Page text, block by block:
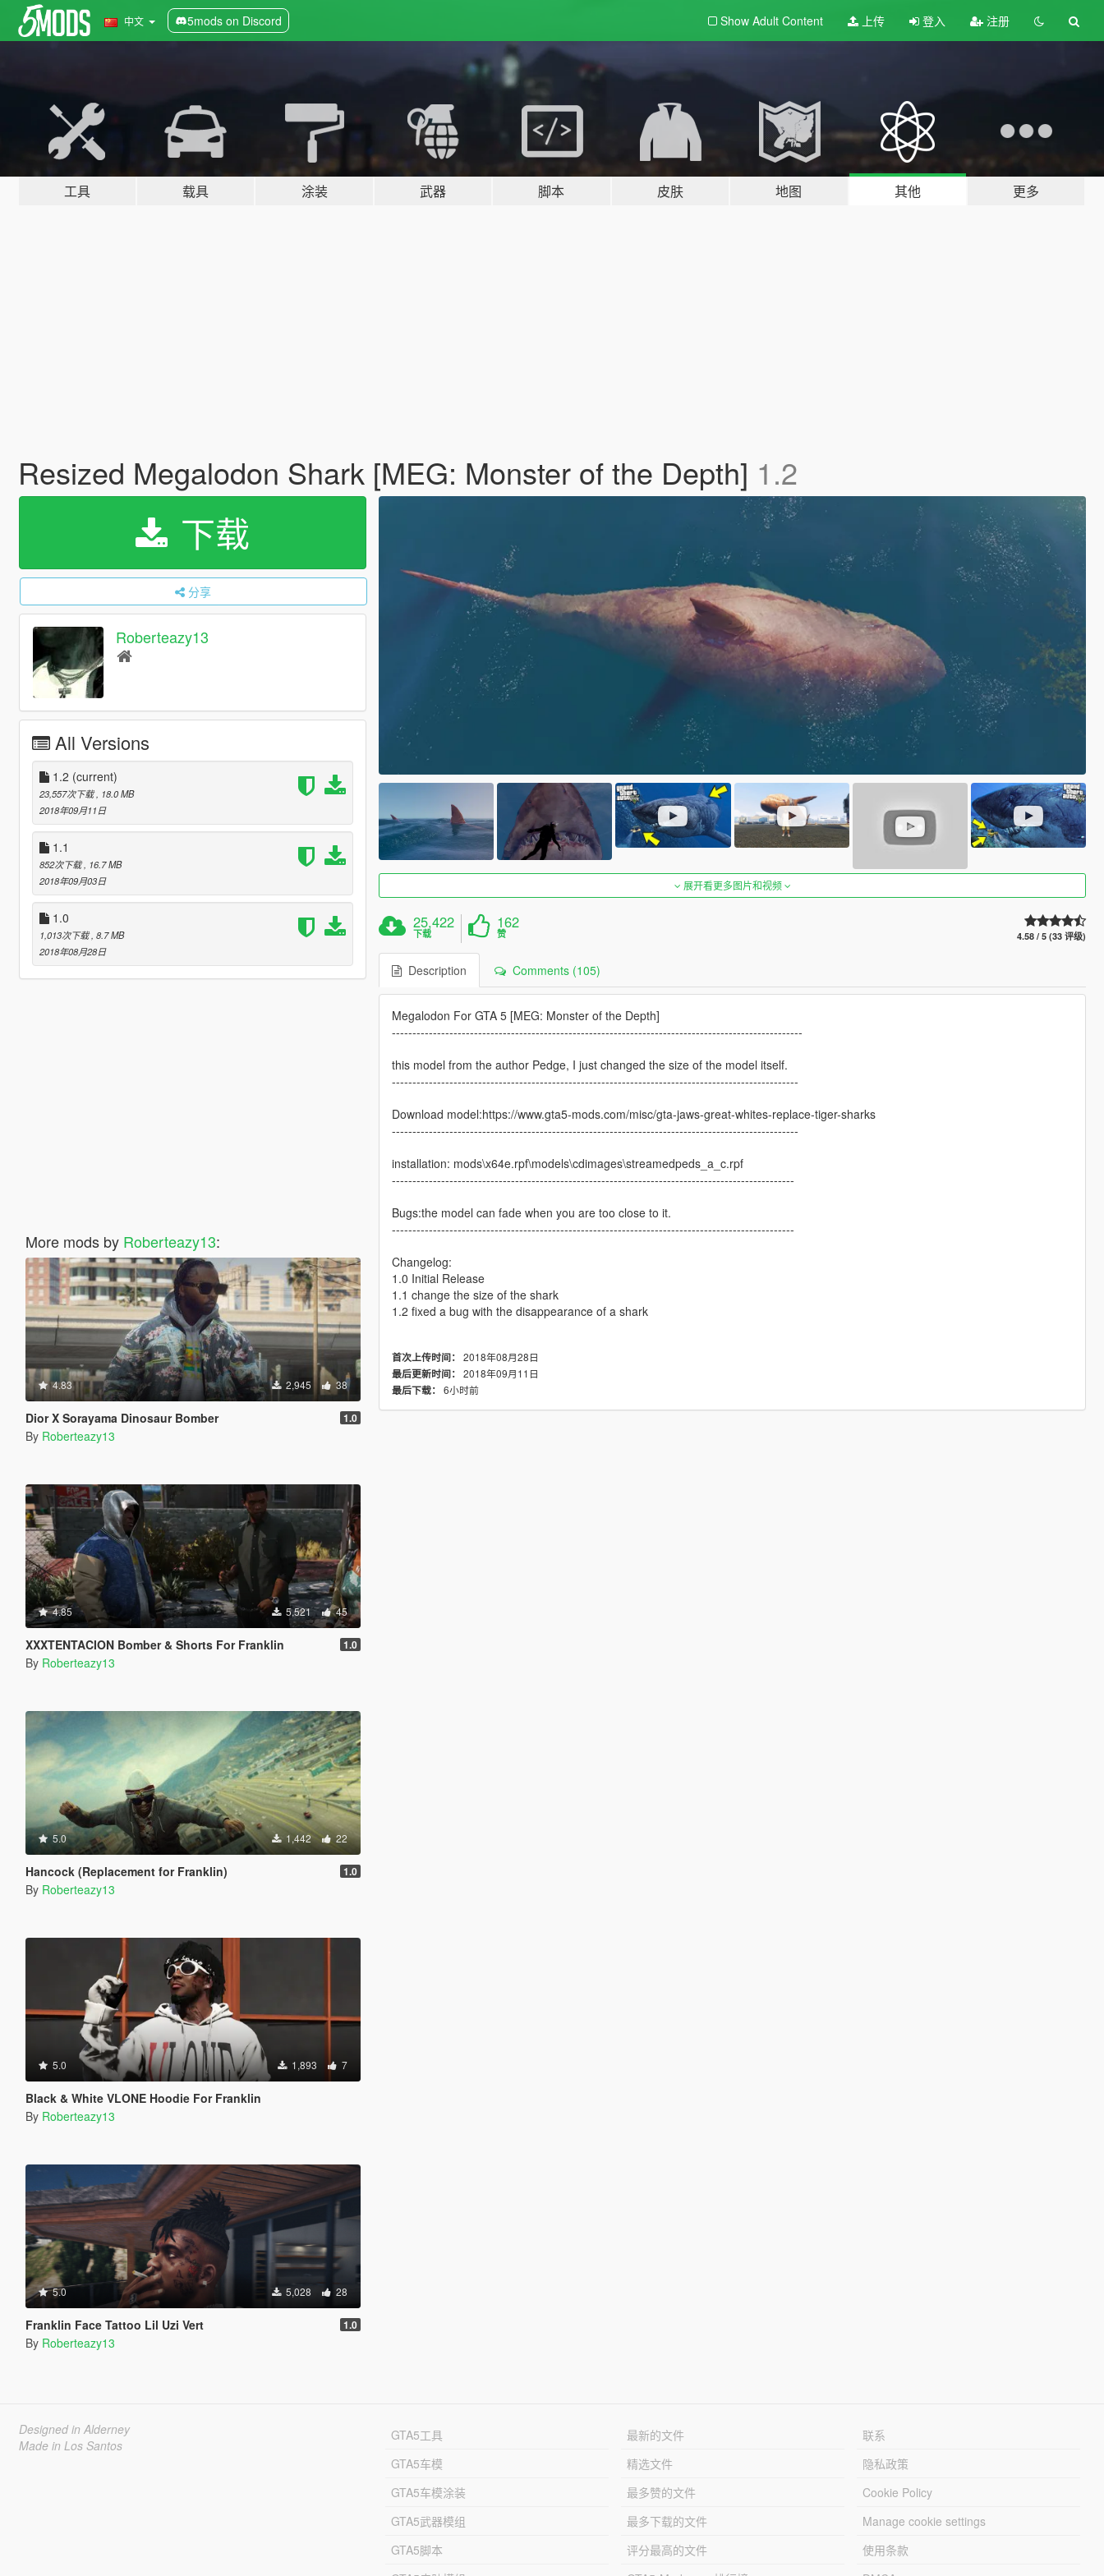
中文 5mods on Discord Show Adult Content 上传 登入 注册
工具 载具 涂装 武器 脚本 皮肤 地图 其他 更多
Resized Megalodon Shark [MEG: Monster of the Depth] 1.2
下载
分享
Roberteazy13
All Versions
1.2 (current)
23,557次下载 , 18.0 MB
2018年09月11日
1.1
852次下载 , 16.7 MB
2018年09月03日
1.0
1,013次下载 , 8.7 MB
2018年08月28日
More mods by Roberteazy13:
4.83 2,945 38
Dior X Sorayama Dinosaur Bomber 1.0
By Roberteazy13
4.85 5,521 45
XXXTENTACION Bomber & Shorts For Franklin 1.0
By Roberteazy13
5.0 1,442 22
Hancock (Replacement for Franklin) 1.0
By Roberteazy13
5.0 1,893 7
Black & White VLONE Hoodie For Franklin
By Roberteazy13
5.0 5,028 28
Franklin Face Tattoo Lil Uzi Vert 1.0
By Roberteazy13
展开看更多图片和视频
25,422
下载
162
赞 4.58 / 5 (33 评级)
Description Comments (105)
Megalodon For GTA 5 [MEG: Monster of the Depth]
----------------------------------------------------------------------------------------------------
this model from the author Pedge, I just changed the size of the model itself.
---------------------------------------------------------------------------------------------------
Download model:https://www.gta5-mods.com/misc/gta-jaws-great-whites-replace-tiger-sharks
---------------------------------------------------------------------------------------------------
installation: mods\x64e.rpf\models\cdimages\streamedpeds_a_c.rpf
--------------------------------------------------------------------------------------------------
Bugs:the model can fade when you are too close to it.
--------------------------------------------------------------------------------------------------
Changelog:
1.0 Initial Release
1.1 change the size of the shark
1.2 fixed a bug with the disappearance of a shark
首次上传时间： 2018年08月28日
最后更新时间： 2018年09月11日
最后下载： 6小时前
Designed in Alderney
Made in Los Santos
GTA5工具
GTA5车模
GTA5车模涂装
GTA5武器模组
GTA5脚本
最新的文件
精选文件
最多赞的文件
最多下载的文件
评分最高的文件
联系
隐私政策
Cookie Policy
Manage cookie settings
使用条款